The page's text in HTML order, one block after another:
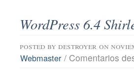
WordPress 6.4
posted by destroyer on
Webmaster / Comentarios